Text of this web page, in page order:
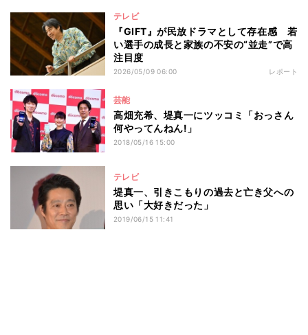
テレビ
『GIFT』が民放ドラマとして存在感 若
い選手の成長と家族の不安の“並走”で高
注目度
2026/05/09 06:00 レポート
芸能
高畑充希、堤真一にツッコミ「おっさん
何やってんねん!」
2018/05/16 15:00
テレビ
堤真一、引きこもりの過去と亡き父への
思い「大好きだった」
2019/06/15 11:41